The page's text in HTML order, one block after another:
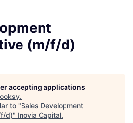
(m/f/d)
accepting applications
.
to "Sales Development
f/d)" Inovia Capital.